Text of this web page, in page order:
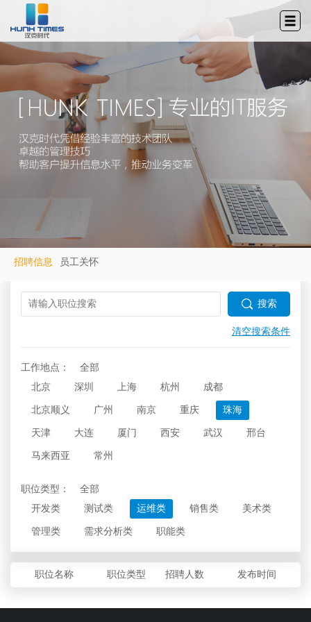
招聘信息 员工关怀
清空搜索条件
工作地点：
全部
北京
深圳 上海 杭州 成都
北京顺义 广州 南京 重庆 珠海
天津 大连 厦门 西安 武汉 邢台
马来西亚 常州
职位类型：
全部
开发类
测试类 运维类 销售类 美术类
管理类 需求分析类 职能类
职位名称 职位类型 招聘人数 发布时间